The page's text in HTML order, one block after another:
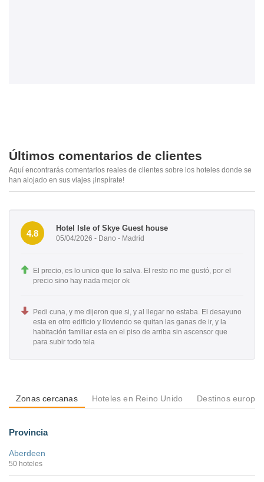
Últimos comentarios de clientes
Aquí encontrarás comentarios reales de clientes sobre los hoteles donde se
han alojado en sus viajes ¡inspírate!
4.8
Hotel Isle of Skye Guest house
05/04/2026 - Dano - Madrid
El precio, es lo unico que lo salva. El resto no me gustó, por el
precio sino hay nada mejor ok
Pedi cuna, y me dijeron que si, y al llegar no estaba. El desayuno
esta en otro edificio y lloviendo se quitan las ganas de ir, y la
habitación familiar esta en el piso de arriba sin ascensor que
para subir todo tela
Zonas cercanas Hoteles en Reino Unido Destinos
Provincia
Aberdeen
50 hoteles